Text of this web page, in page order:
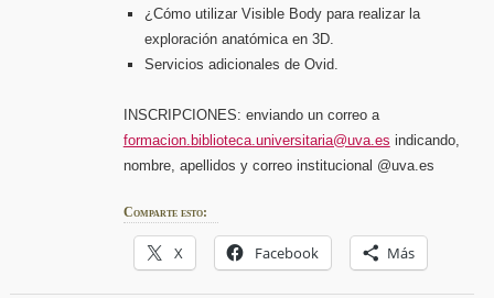
¿Cómo utilizar Visible Body para realizar la
exploración anatómica en 3D.
Servicios adicionales de Ovid.
INSCRIPCIONES: enviando un correo a
formacion.biblioteca.universitaria@uva.es indicando,
nombre, apellidos y correo institucional @uva.es
Comparte esto:
X Facebook Más